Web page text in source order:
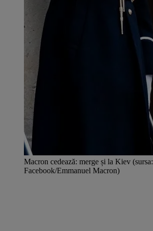
Macron cedează: merge și la Kiev (sursa:
Facebook/Emmanuel Macron)